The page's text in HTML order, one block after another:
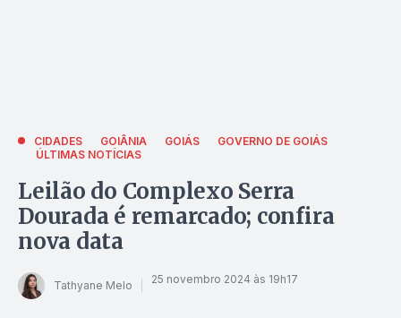
CIDADES GOIÂNIA GOIÁS
GOVERNO DE GOIÁS
ÚLTIMAS NOTÍCIAS
Leilão do Complexo Serra
Dourada é remarcado; confira
nova data
Tathyane Melo 25 novembro 2024 às 19h17